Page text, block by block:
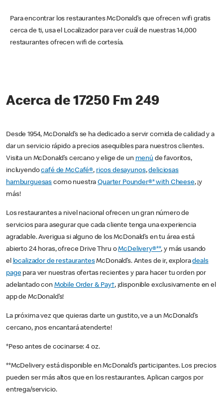
Para encontrar los restaurantes McDonald’s que ofrecen wifi gratis
cerca de ti, usa el Localizador para ver cuál de nuestras 14,000
restaurantes ofrecen wifi de cortesía.
Acerca de 17250 Fm 249
Desde 1954, McDonald’s se ha dedicado a servir comida de calidad y a
dar un servicio rápido a precios asequibles para nuestros clientes.
Visita un McDonald’s cercano y elige de un menú de favoritos,
incluyendocafé de McCafé®, ricos desayunos,deliciosas
hamburguesas como nuestraQuarter Pounder®* with Cheese, ¡y
más!
Los restaurantes a nivel nacional ofrecen un gran número de
servicios para asegurar que cada cliente tenga una experiencia
agradable. Averigua si alguno de los McDonald’s en tu área está
abierto 24 horas, ofrece Drive Thru oMcDelivery®**, y más usando
el localizador de restaurantesMcDonald’s. Antes de ir, exploradeals
pagepara ver nuestras ofertas recientes y para hacer tu orden por
adelantado con Mobile Order & Pay†, ¡disponible exclusivamente en el
app de McDonald’s!
La próxima vez que quieras darte un gustito, ve a un McDonald’s
cercano, ¡nos encantará atenderte!
*Peso antes de cocinarse: 4 oz.
**McDelivery está disponible en McDonald’s participantes. Los precios
pueden ser más altos que en los restaurantes. Aplican cargos por
entrega/servicio.